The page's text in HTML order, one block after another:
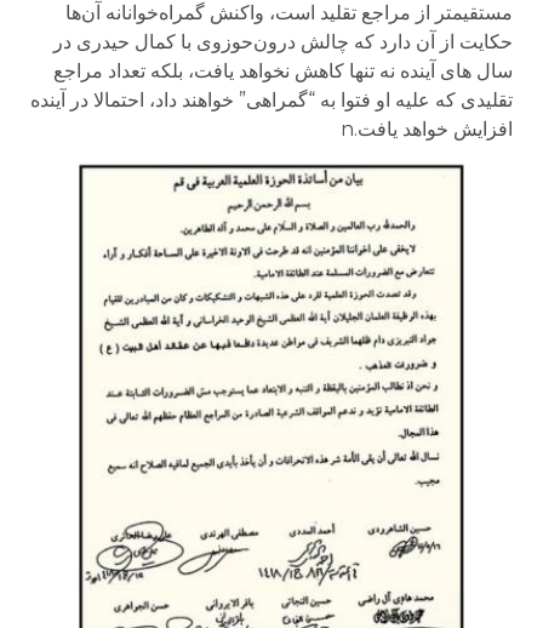
مستقیمتر از مراجع تقلید است، واکنش گمراه‌خوانانه آن‌ها
حکایت از آن دارد که چالش درون‌حوزوی با کمال حیدری در
سال های آینده نه تنها کاهش نخواهد یافت، بلکه تعداد مراجع
تقلیدی که علیه او فتوا به “گمراهی” خواهند داد، احتمالا در آینده
افزایش خواهد یافت.n